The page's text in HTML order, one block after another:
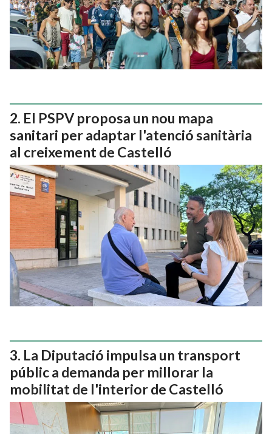
El PSPV proposa un nou mapa
sanitari per adaptar l'atenció sanitària
al creixement de Castelló
La Diputació impulsa un transport
públic a demanda per millorar la
mobilitat de l'interior de Castelló